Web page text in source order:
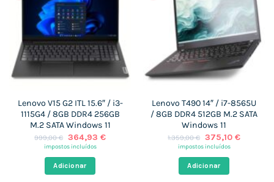
Lenovo V15 G2 ITL 15.6″ / i3-
1115G4 / 8GB DDR4 256GB
M.2 SATA Windows 11
999,00€ O
preço
era:
999,00 €.
364,93 €O
impostos incluídos
Adicionar
Lenovo T490 14″ / i7-8565U
/ 8GB DDR4 512GB M.2 SATA
Windows 11
1.359,00€ O
preço
era:
1.359,00 €.
375,10 €O
impostos incluídos
Adicionar